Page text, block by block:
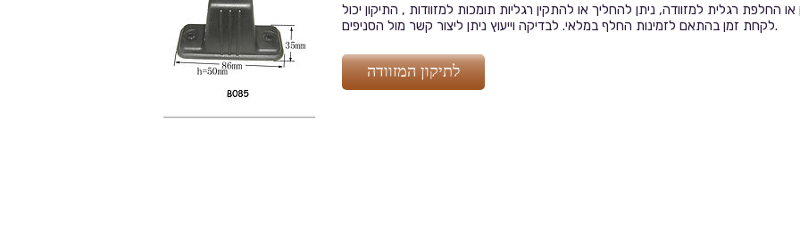
או החלפת רגלית למזוודה, ניתן להחליך או להתקין רגליות תומכות למזוודות , התיקון יכול
לקחת זמן בהתאם לזמינות החלף במלאי. לבדיקה וייעוץ ניתן ליצור קשר מול הסניפים.
לתיקון המזוודה